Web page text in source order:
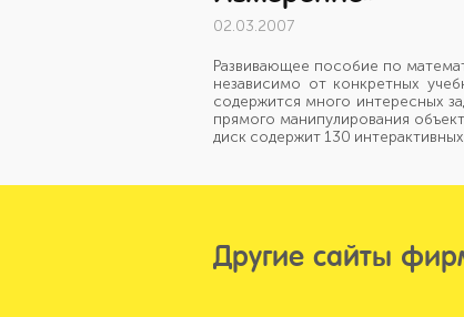
02.03.2007
Развивающее пособие по
независимо от конкретных
содержится много интересных
прямого манипулирования
диск содержит 130
Другие сайты